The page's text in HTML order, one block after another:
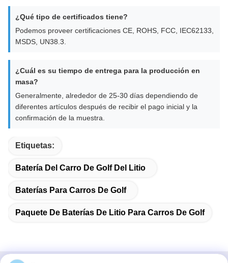
¿Qué tipo de certificados tiene?
Podemos proveer certificaciones CE, ROHS, FCC, IEC62133,
MSDS, UN38.3.
¿Cuál es su tiempo de entrega para la producción en
masa?
Generalmente, alrededor de 25-30 días dependiendo de
diferentes artículos después de recibir el pago inicial y la
confirmación de la muestra.
Etiquetas:
Batería Del Carro De Golf Del Litio
Baterías Para Carros De Golf
Paquete De Baterías De Litio Para Carros De Golf